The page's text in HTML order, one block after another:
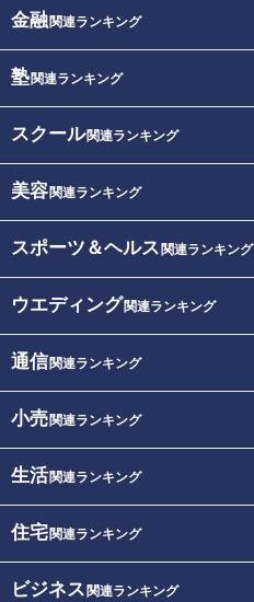
金融関連ランキング
塾関連ランキング
スクール関連ランキング
美容関連ランキング
スポーツ＆ヘルス 関連ランキング
ウエディング関連ランキング
通信関連ランキング
小売関連ランキング
生活関連ランキング
住宅関連ランキング
ビジネス 関連ランキング